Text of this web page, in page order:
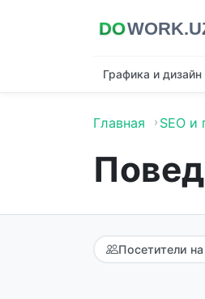
Графика и дизайн
Главная SEO и
Посетители на